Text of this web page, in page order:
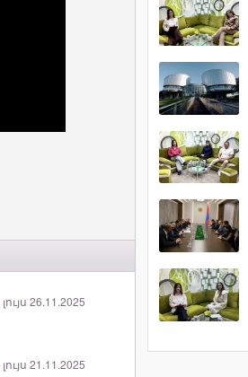
26.11.2025
21.11.2025